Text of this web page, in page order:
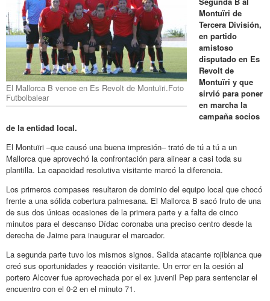
El Mallorca B vence en Es Revolt de Montuïri.Foto
Futbolbalear
Montuïri de
Tercera División,
en partido
amistoso
disputado en Es
Revolt de
Montuïri y que
sirvió para poner
en marcha la
campaña socios
de la entidad local.
El Montuïri –que causó una buena impresión– trató de tú a tú a un
Mallorca que aprovechó la confrontación para alinear a casi toda su
plantilla. La capacidad resolutiva visitante marcó la diferencia.
Los primeros compases resultaron de dominio del equipo local que chocó
frente a una sólida cobertura palmesana. El Mallorca B sacó fruto de una
de sus dos únicas ocasiones de la primera parte y a falta de cinco
minutos para el descanso Dídac coronaba una preciso centro desde la
derecha de Jaime para inaugurar el marcador.
La segunda parte tuvo los mismos signos. Salida atacante rojiblanca que
creó sus oportunidades y reacción visitante. Un error en la cesión al
portero Alcover fue aprovechada por el ex juvenil Pep para sentenciar el
encuentro con el 0-2 en el minuto 71.